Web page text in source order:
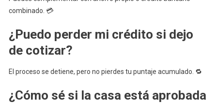
combinado. 💳
¿Puedo perder mi crédito si dejo
de cotizar?
El proceso se detiene, pero no pierdes tu puntaje acumulado. 🔁
¿Cómo sé si la casa está aprobada